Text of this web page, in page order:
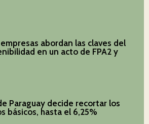
abordan las claves del
en un acto de FPA2 y
Paraguay decide recortar los
básicos, hasta el 6,25%